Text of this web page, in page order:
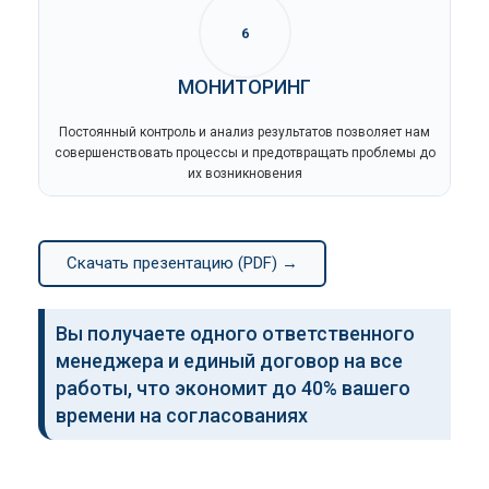
6
МОНИТОРИНГ
Постоянный контроль и анализ результатов позволяет нам
совершенствовать процессы и предотвращать проблемы до
их возникновения
Скачать презентацию (PDF) →
Вы получаете одного ответственного
менеджера и единый договор на все
работы, что экономит до 40% вашего
времени на согласованиях